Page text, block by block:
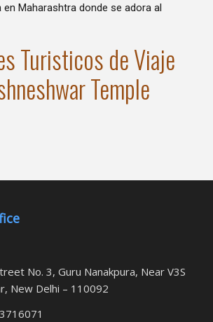
Maharashtra donde se adora al
Turisticos de Viaje
Temple
No. 3, Guru Nanakpura, Near V3S
New Delhi – 110092